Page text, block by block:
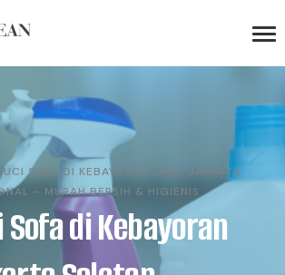
SOFA DI KEBAYORAN LAMA JAKARTA
– MURAH BERSIH & HIGIENIS
Sofa di Kebayoran